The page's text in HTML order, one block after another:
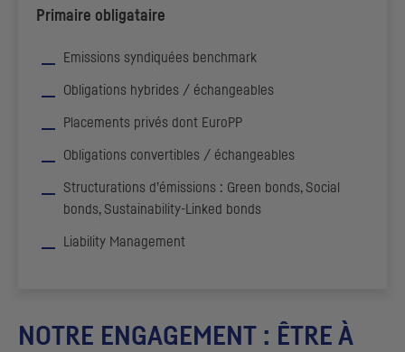
Primaire obligataire
Emissions syndiquées benchmark
Obligations hybrides / échangeables
Placements privés dont EuroPP
Obligations convertibles / échangeables
Structurations d’émissions : Green bonds, Social
bonds, Sustainability-Linked bonds
Liability Management
NOTRE ENGAGEMENT : ÊTRE À